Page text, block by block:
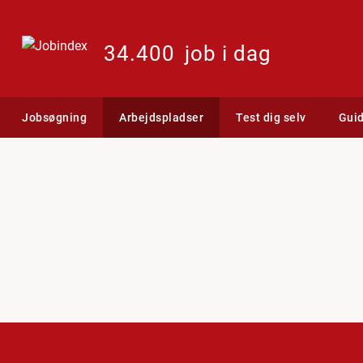
34.400 job i dag
Jobsøgning Arbejdspladser Test dig selv